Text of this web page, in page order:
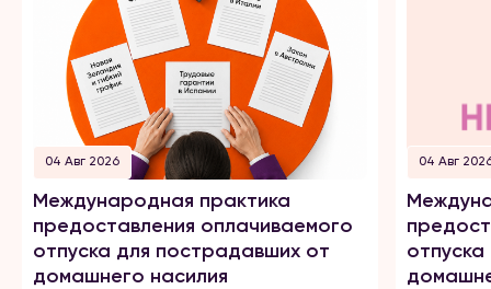
04 Авг 2026
Международная практика
предоставления оплачиваемого
отпуска для пострадавших от
домашнего насилия
04 Авг